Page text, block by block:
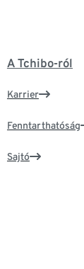
A Tchibo-ról
Karrier
Fenntarthatóság
Sajtó